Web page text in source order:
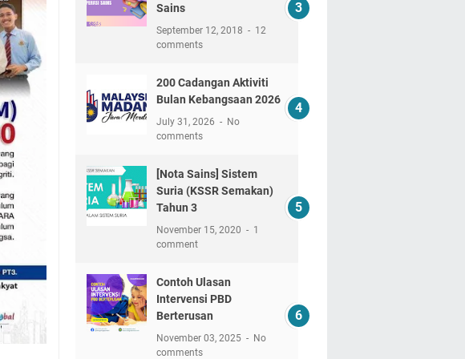
Sains
September 12, 2018
12
comments
200 Cadangan Aktiviti
Bulan Kebangsaan 2026
July 31, 2026
No
comments
[Nota Sains] Sistem
Suria (KSSR Semakan)
Tahun 3
November 15, 2020
1
comment
Contoh Ulasan
Intervensi PBD
Berterusan
November 03, 2025
No
comments